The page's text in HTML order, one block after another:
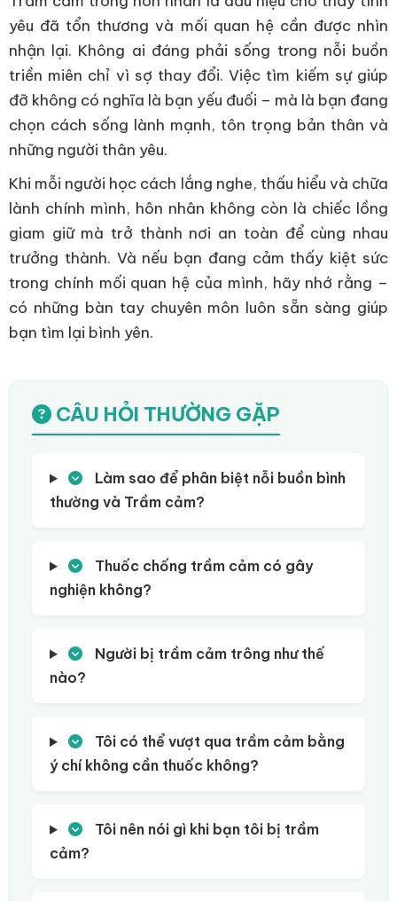
yêu đã tổn thương và mối quan hệ cần được nhìn
nhận lại. Không ai đáng phải sống trong nỗi buồn
triền miên chỉ vì sợ thay đổi. Việc tìm kiếm sự giúp
đỡ không có nghĩa là bạn yếu đuối – mà là bạn đang
chọn cách sống lành mạnh, tôn trọng bản thân và
những người thân yêu.
Khi mỗi người học cách lắng nghe, thấu hiểu và chữa
lành chính mình, hôn nhân không còn là chiếc lồng
giam giữ mà trở thành nơi an toàn để cùng nhau
trưởng thành. Và nếu bạn đang cảm thấy kiệt sức
trong chính mối quan hệ của mình, hãy nhớ rằng –
có những bàn tay chuyên môn luôn sẵn sàng giúp
bạn tìm lại bình yên.
CÂU HỎI THƯỜNG GẶP
Làm sao để phân biệt nỗi buồn bình
thường và Trầm cảm?
Thuốc chống trầm cảm có gây
nghiện không?
Người bị trầm cảm trông như thế
nào?
Tôi có thể vượt qua trầm cảm bằng
ý chí không cần thuốc không?
Tôi nên nói gì khi bạn tôi bị trầm
cảm?